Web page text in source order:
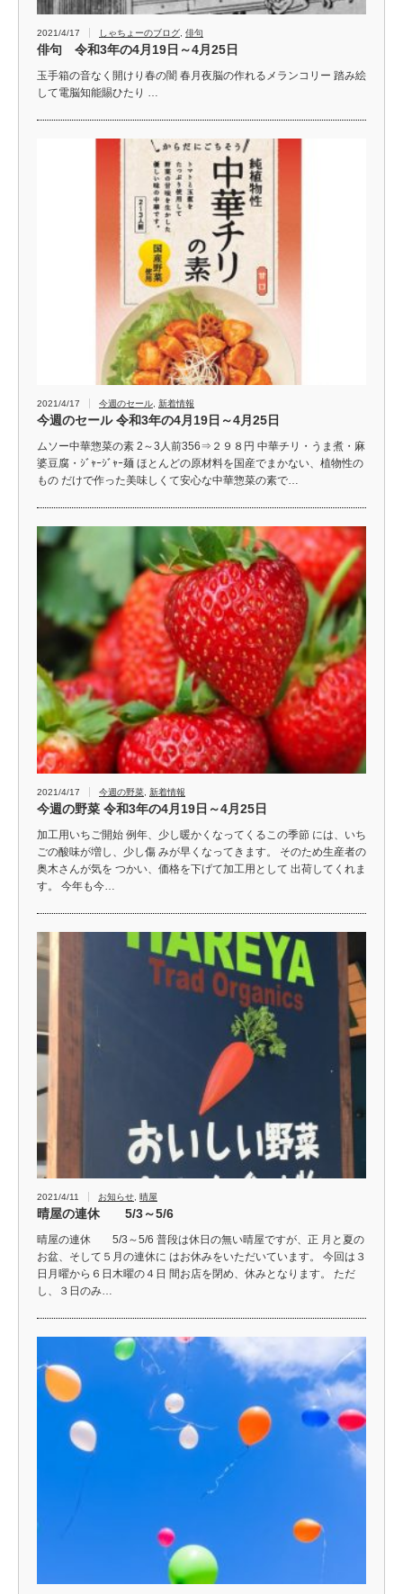
2021/4/17 しゃちょーのブログ 俳句
俳句 令和3年の4月19日～4月25日
玉手箱の音なく開けり春の闇 春月夜脳の作れるメランコリー 踏み絵
して電脳知能賜ひたり …
2021/4/17 今週のセール, 新着情報
今週のセール 令和3年の4月19日～4月25日
ムソー中華惣菜の素 2～3人前356⇒２９８円 中華チリ・うま煮・麻
婆豆腐・ｼﾞｬｰｼﾞｬｰ麺 ほとんどの原材料を国産でまかない、植物性の
もの だけで作った美味しくて安心な中華惣菜の素で…
2021/4/17 今週の野菜 新着情報
今週の野菜 令和3年の4月19日～4月25日
加工用いちご開始 例年、少し暖かくなってくるこの季節 には、いち
ごの酸味が増し、少し傷 みが早くなってきます。 そのため生産者の
奥木さんが気を つかい、価格を下げて加工用として 出荷してくれま
す。 今年も今…
2021/4/11 お知らせ, 晴屋
晴屋の連休 5/3～5/6
晴屋の連休 5/3～5/6 普段は休日の無い晴屋ですが、正 月と夏の
お盆、そして５月の連休に はお休みをいただいています。 今回は３
日月曜から６日木曜の４日 間お店を閉め、休みとなります。 ただ
し、３日のみ…